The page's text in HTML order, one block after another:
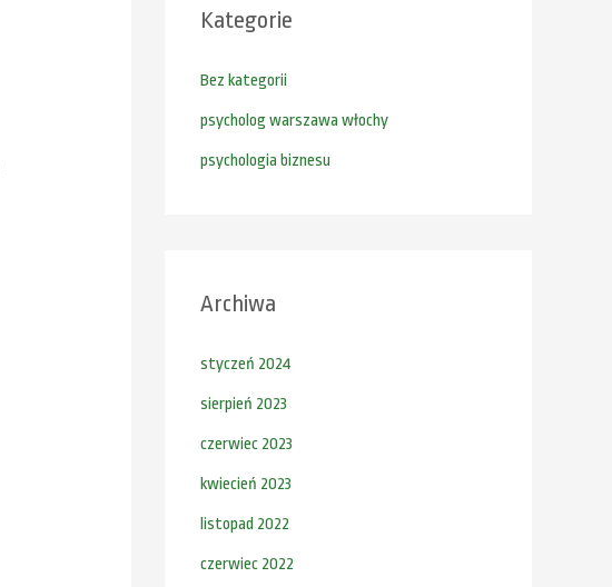
Kategorie
Bez kategorii
psycholog warszawa włochy
psychologia biznesu
Archiwa
styczeń 2024
sierpień 2023
czerwiec 2023
kwiecień 2023
listopad 2022
czerwiec 2022